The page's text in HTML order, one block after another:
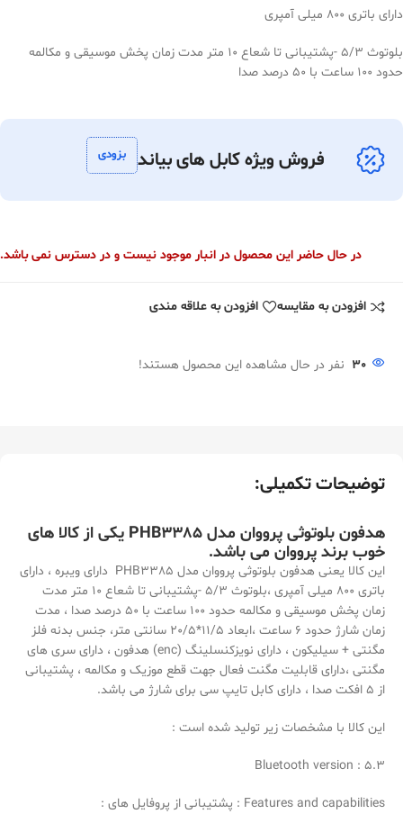
دارای باتری 800 میلی آمپری
بلوتوث 5/3 -پشتیبانی تا شعاع 10 متر مدت زمان پخش موسیقی و مکالمه
حدود 100 ساعت با 50 درصد صدا
فروش ویژه کابل های بیاند بزودی
در حال حاضر این محصول در انبار موجود نیست و در دسترس نمی باشد.
افزودن به مقایسه افزودن به علاقه مندی
30 نفر در حال مشاهده این محصول هستند!
توضیحات تکمیلی:
هدفون بلوتوثی پرووان مدل PHB3385 یکی از کالا های
خوب برند پرووان می باشد.
این کالا یعنی هدفون بلوتوثی پرووان مدل PHB3385 دارای ویبره ، دارای
باتری 800 میلی آمپری ،بلوتوث 5/3 -پشتیبانی تا شعاع 10 متر مدت
زمان پخش موسیقی و مکالمه حدود 100 ساعت با 50 درصد صدا ، مدت
زمان شارژ حدود 6 ساعت ،ابعاد 11/5*20/5 سانتی متر، جنس بدنه فلز
مگنتی + سیلیکون ، دارای نویزکنسلینگ (enc) هدفون ، دارای سری های
مگنتی ،دارای قابلیت مگنت فعال جهت قطع موزیک و مکالمه ، پشتیبانی
از 5 افکت صدا ، دارای کابل تایپ سی برای شارژ می باشد.
این کالا با مشخصات زیر تولید شده است :
Bluetooth version : 5.3
Features and capabilities : پشتیبانی از پروفایل های :